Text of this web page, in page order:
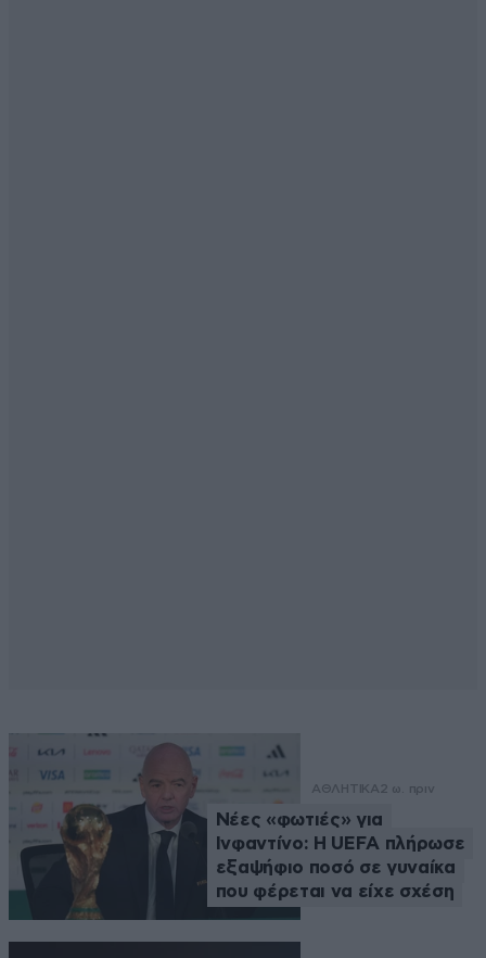
ΑΘΛΗΤΙΚΑ2 ω. πριν
Νέες «φωτιές» για
Ινφαντίνο: Η UEFA πλήρωσε
εξαψήφιο ποσό σε γυναίκα
που φέρεται να είχε σχέση